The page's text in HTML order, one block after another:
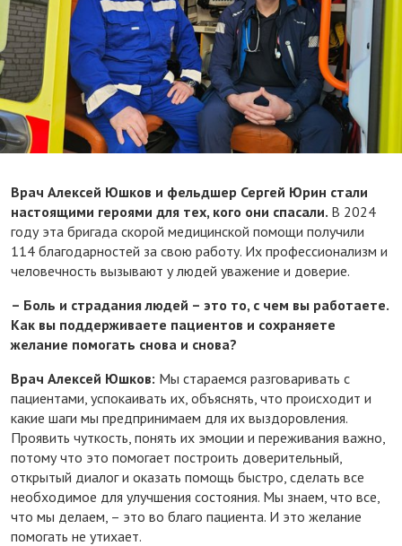
Врач Алексей Юшков и фельдшер Сергей Юрин стали
настоящими героями для тех, кого они спасали. В 2024
году эта бригада скорой медицинской помощи получили
114 благодарностей за свою работу. Их профессионализм и
человечность вызывают у людей уважение и доверие.
– Боль и страдания людей – это то, с чем вы работаете.
Как вы поддерживаете пациентов и сохраняете
желание помогать снова и снова?
Врач Алексей Юшков: Мы стараемся разговаривать с
пациентами, успокаивать их, объяснять, что происходит и
какие шаги мы предпринимаем для их выздоровления.
Проявить чуткость, понять их эмоции и переживания важно,
потому что это помогает построить доверительный,
открытый диалог и оказать помощь быстро, сделать все
необходимое для улучшения состояния. Мы знаем, что все,
что мы делаем, – это во благо пациента. И это желание
помогать не утихает.